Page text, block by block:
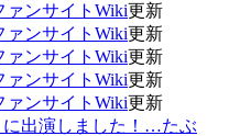
ァンサイトWiki更新
ァンサイトWiki更新
ァンサイトWiki更新
ァンサイトWiki更新
ァンサイトWiki更新
に出演しました！…たぶ